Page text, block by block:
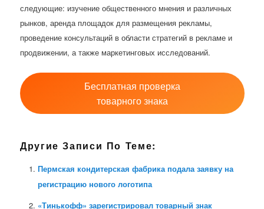
следующие: изучение общественного мнения и различных
рынков, аренда площадок для размещения рекламы,
проведение консультаций в области стратегий в рекламе и
продвижении, а также маркетинговых исследований.
Бесплатная проверка
товарного знака
Другие Записи По Теме:
Пермская кондитерская фабрика подала заявку на
регистрацию нового логотипа
«Тинькофф» зарегистрировал товарный знак